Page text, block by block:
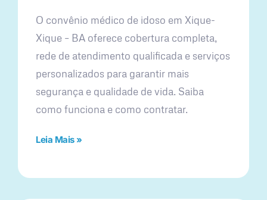
O convênio médico de idoso em Xique-
Xique – BA oferece cobertura completa,
rede de atendimento qualificada e serviços
personalizados para garantir mais
segurança e qualidade de vida. Saiba
como funciona e como contratar.
Leia Mais »